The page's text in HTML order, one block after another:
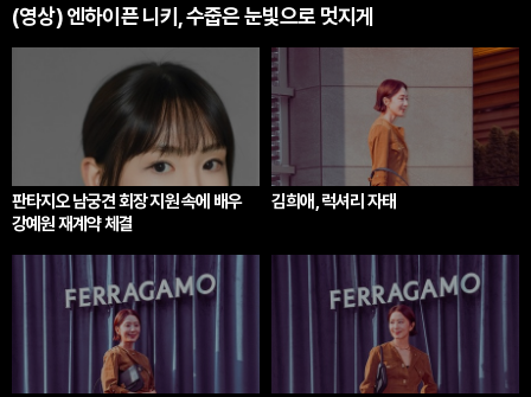
(영상) 엔하이픈 니키, 수줍은 눈빛으로 멋지게
판타지오 남궁견 회장 지원 속에 배우
강예원 재계약 체결
김희애, 럭셔리 자태